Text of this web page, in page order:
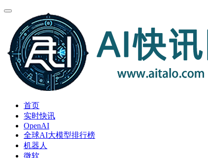
首页
实时快讯
OpenAI
全球AI大模型排行榜
机器人
微软